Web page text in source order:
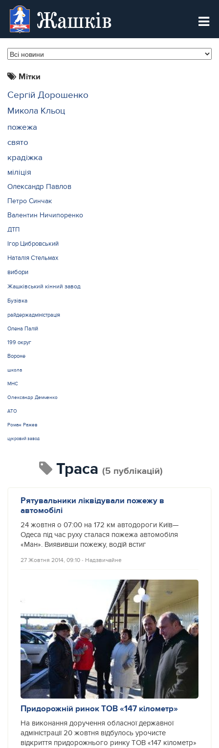
Жашків
Мітки
Сергій Дорошенко
Микола Кльоц
пожежа
свято
крадіжка
міліція
Олександр Павлов
Петро Синчак
Валентин Ничипоренко
ДТП
Ігор Цибровський
Наталія Стельмах
вибори
Жашківський кінний завод
Бузівка
райдержадміністрація
Олена Палій
199 округ
Вороне
школа
МНС
Олександр Демченко
АТО
Роман Ражев
цукровий завод
траса (5 публікацій)
Рятувальники ліквідували пожежу в
автомобілі
24 жовтня о 07:00 на 172 км автодороги Київ—
Одеса під час руху сталася пожежа автомобіля
«Ман». Виявивши пожежу, водій встиг
27 Жовтня 2014, 09:10 ‐ Надзвичайне
Придорожній ринок ТОВ «147 кілометр»
На виконання доручення обласної державної
адміністрації 20 жовтня відбулось урочисте
відкриття придорожнього ринку ТОВ «147 кілометр»